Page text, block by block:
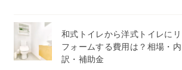
和式トイレから洋式トイレにリ
フォームする費用は？相場・内
訳・補助金